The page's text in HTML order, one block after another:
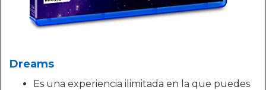
Dreams
Es una experiencia ilimitada en la que puedes